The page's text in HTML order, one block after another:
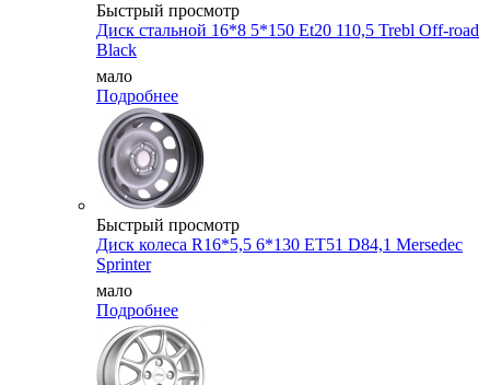
Быстрый просмотр
Диск стальной 16*8 5*150 Et20 110,5 Trebl Off-road
Black
мало
Подробнее
Быстрый просмотр
Диск колеса R16*5,5 6*130 ET51 D84,1 Mersedec
Sprinter
мало
Подробнее